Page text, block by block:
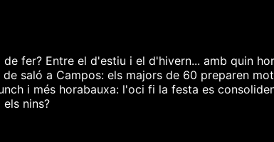
fer? Entre el d'estiu i el d'hivern... amb quin
saló a Campos: els majors de 60 preparen
i més horabauxa: l'oci fi la festa es
nins?